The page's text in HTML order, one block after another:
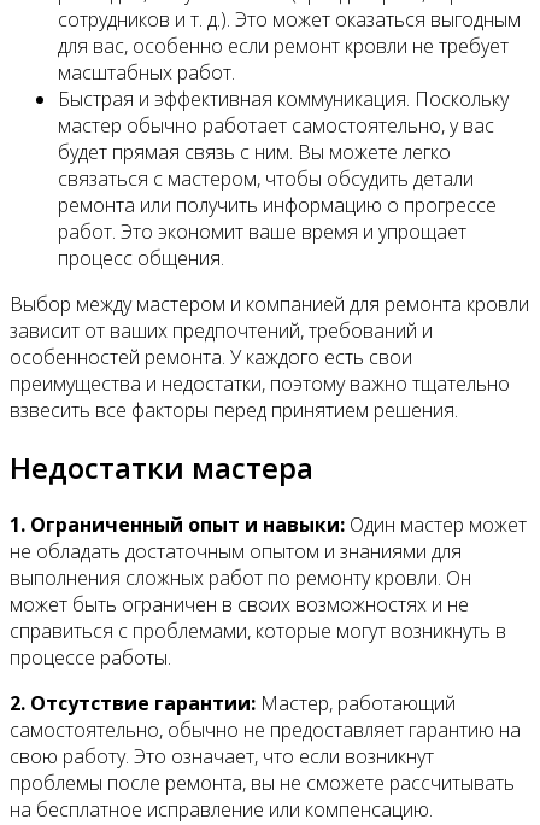
сотрудников и т. д.). Это может оказаться выгодным
для вас, особенно если ремонт кровли не требует
масштабных работ.
Быстрая и эффективная коммуникация. Поскольку
мастер обычно работает самостоятельно, у вас
будет прямая связь с ним. Вы можете легко
связаться с мастером, чтобы обсудить детали
ремонта или получить информацию о прогрессе
работ. Это экономит ваше время и упрощает
процесс общения.
Выбор между мастером и компанией для ремонта кровли
зависит от ваших предпочтений, требований и
особенностей ремонта. У каждого есть свои
преимущества и недостатки, поэтому важно тщательно
взвесить все факторы перед принятием решения.
Недостатки мастера
1. Ограниченный опыт и навыки: Один мастер может
не обладать достаточным опытом и знаниями для
выполнения сложных работ по ремонту кровли. Он
может быть ограничен в своих возможностях и не
справиться с проблемами, которые могут возникнуть в
процессе работы.
2. Отсутствие гарантии: Мастер, работающий
самостоятельно, обычно не предоставляет гарантию на
свою работу. Это означает, что если возникнут
проблемы после ремонта, вы не сможете рассчитывать
на бесплатное исправление или компенсацию.